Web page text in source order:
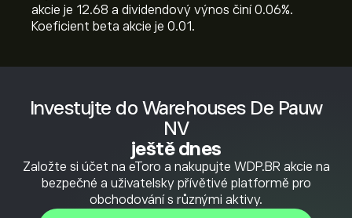
Investujte do Warehouses De Pauw
NV
ještě dnes
Založte si účet na eToro a nakupujte WDP.BR akcie na
bezpečné a uživatelsky přívětivé platformě pro
obchodování s různými aktivy.
akcie je 12.68 a dividendový výnos činí 0.06%.
Koeficient beta akcie je 0.01.